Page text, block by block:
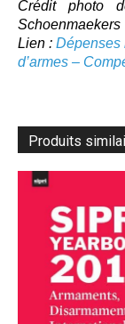
Crédit photo
Schoenmaekers
Lien : Dépenses
d’armes –
Produits